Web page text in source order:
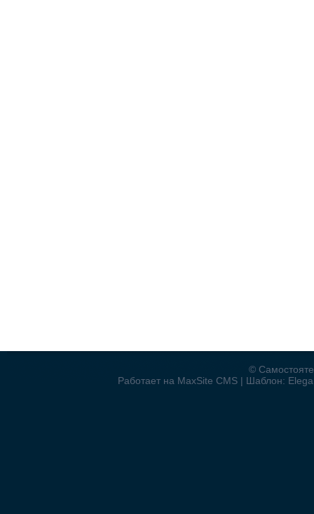
©
Работает на MaxSite CMS | Шаблон: